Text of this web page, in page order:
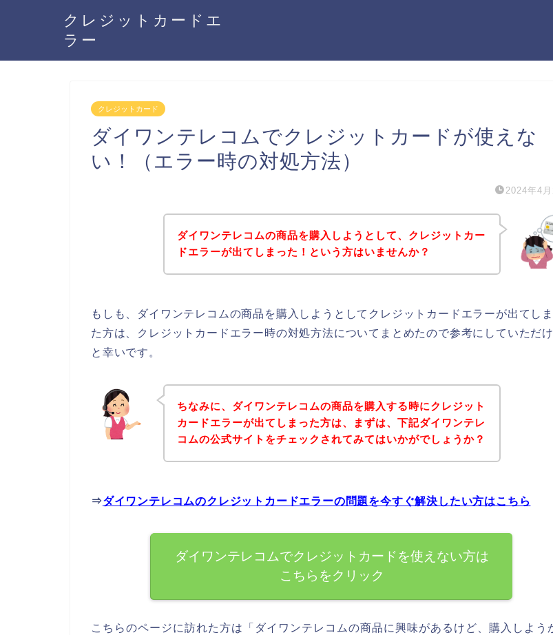
クレジットカードエ
ラー
クレジットカード
ダイワンテレコムでクレジットカードが使えな
い！（エラー時の対処方法）
2024年4月
ダイワンテレコムの商品を購入しようとして、クレジットカー
ドエラーが出てしまった！という方はいませんか？
もしも、ダイワンテレコムの商品を購入しようとしてクレジットカードエラーが出てし
た方は、クレジットカードエラー時の対処方法についてまとめたので参考にしていただ
と幸いです。
ちなみに、ダイワンテレコムの商品を購入する時にクレジット
カードエラーが出てしまった方は、まずは、下記ダイワンテレ
コムの公式サイトをチェックされてみてはいかがでしょうか？
⇒ダイワンテレコムのクレジットカードエラーの問題を今すぐ解決したい方はこちら
ダイワンテレコムでクレジットカードを使えない方は
こちらをクリック
こちらのページに訪れた方は「ダイワンテレコムの商品に興味があるけど、購入しよう